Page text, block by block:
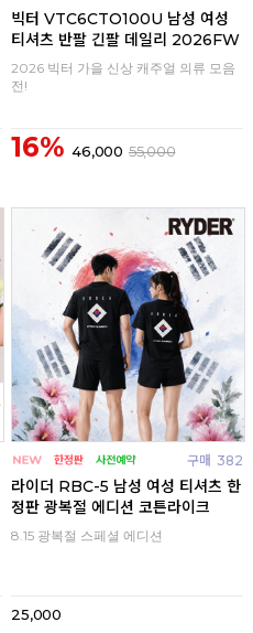
빅터 VTC6CTO100U 남성 여성
티셔츠 반팔 긴팔 데일리 2026FW
2026 빅터 가을 신상 캐주얼 의류 모음
전!
16% 46,000 55,000
구매 382
라이더 RBC-5 남성 여성 티셔츠 한
정판 광복절 에디션 코튼라이크
8.15 광복절 스페셜 에디션
25,000